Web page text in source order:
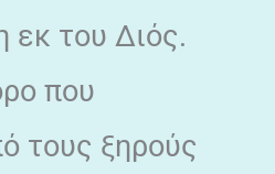
εκ του Διός.
που
τους ξηρούς